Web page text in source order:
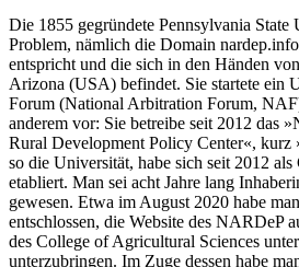
Die 1855 gegründete Pennsylvania State
Problem, nämlich die Domain
entspricht und die sich in den Händen
Arizona (USA) befindet. Sie startete ein
Forum (National Arbitration Forum,
anderem vor: Sie betreibe seit 2012 das
Rural Development Policy Center«,
so die Universität, habe sich seit 2012
etabliert. Man sei acht Jahre lang
gewesen. Etwa im August 2020 habe
entschlossen, die Website des NARDeP
des College of Agricultural Sciences
unterzubringen. Im Zuge dessen habe